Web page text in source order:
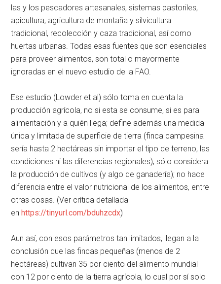
las y los pescadores artesanales, sistemas pastoriles,
apicultura, agricultura de montaña y silvicultura
tradicional, recolección y caza tradicional, así como
huertas urbanas. Todas esas fuentes que son esenciales
para proveer alimentos, son total o mayormente
ignoradas en el nuevo estudio de la FAO.
Ese estudio (Lowder et al) sólo toma en cuenta la
producción agrícola, no si esta se consume, si es para
alimentación y a quién llega; define además una medida
única y limitada de superficie de tierra (finca campesina
sería hasta 2 hectáreas sin importar el tipo de terreno, las
condiciones ni las diferencias regionales); sólo considera
la producción de cultivos (y algo de ganadería); no hace
diferencia entre el valor nutricional de los alimentos, entre
otras cosas. (Ver crítica detallada
enhttps://tinyurl.com/bduhzcdx)
Aun así, con esos parámetros tan limitados, llegan a la
conclusión que las fincas pequeñas (menos de 2
hectáreas) cultivan 35 por ciento del alimento mundial
con 12 por ciento de la tierra agrícola, lo cual por sí solo